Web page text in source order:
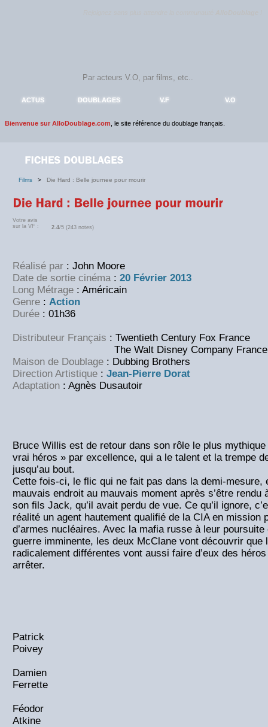
ACTUS DOUBLAGES V.F V.O
Bienvenue sur AlloDoublage.com , le site référence du doublage français.
Films > Die Hard : Belle journee pour mourir
Votre avis
sur la VF :
2.4/5 (243 notes)
Réalisé par : John Moore
Date de sortie cinéma : 20 Février 2013
Long Métrage : Américain
Genre : Action
Durée : 01h36
Distributeur Français : Twentieth Century Fox France
The Walt Disney Company France
Maison de Doublage : Dubbing Brothers
Direction Artistique : Jean-Pierre Dorat
Adaptation : Agnès Dusautoir
Bruce Willis est de retour dans son rôle le plus
vrai héros » par excellence, qui a le talent et la trempe
jusqu’au bout.
Cette fois-ci, le flic qui ne fait pas dans la demi-mesure,
mauvais endroit au mauvais moment après s’être rendu
son fils Jack, qu’il avait perdu de vue. Ce qu’il ignore,
réalité un agent hautement qualifié de la CIA en mission
d’armes nucléaires. Avec la mafia russe à leur poursuite
guerre imminente, les deux McClane vont découvrir que
radicalement différentes vont aussi faire d’eux des
arrêter.
Patrick
Poivey
Damien
Ferrette
Féodor
Atkine